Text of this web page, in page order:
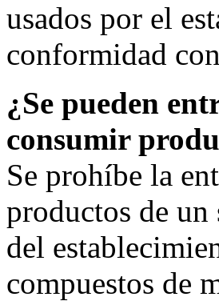
usados por el
conformidad
¿Se pueden
consumir
Se prohíbe la
productos de un
del
compuestos de